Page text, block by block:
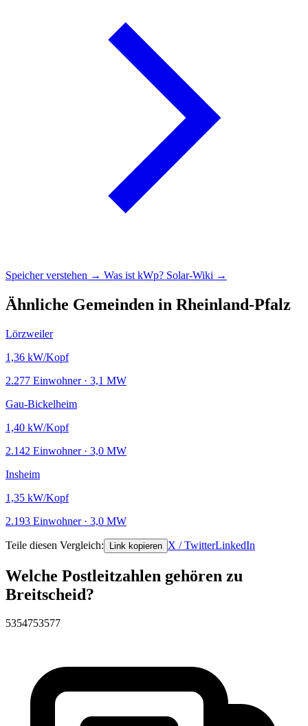
Speicher verstehen → Was ist kWp? Solar-Wiki →
Ähnliche Gemeinden in Rheinland-Pfalz
Lörzweiler
1,36 kW/Kopf
2.277 Einwohner · 3,1 MW
Gau-Bickelheim
1,40 kW/Kopf
2.142 Einwohner · 3,0 MW
Insheim
1,35 kW/Kopf
2.193 Einwohner · 3,0 MW
Teile diesen Vergleich: Link kopieren X / TwitterLinkedIn
Welche Postleitzahlen gehören zu
Breitscheid?
5354753577